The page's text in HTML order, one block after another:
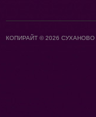
КОПИРАЙТ © 2026